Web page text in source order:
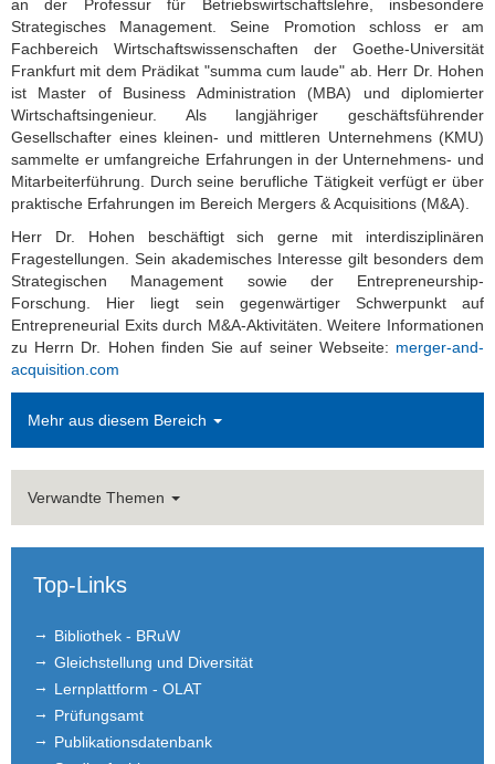
Marco Hochhaus
Dr. Sascha Hohen
Gastdozenten/ Lehrbeauftragte
Alumni/Ehemalige
Externe Doktoranden
Publikationen
Presse
Bachelor- und Masterarbeiten
Anerkennung von Studienleistungen
an der Professur für Betriebswirtschaftslehre, insbesondere
Strategisches Management. Seine Promotion schloss er am
Fachbereich Wirtschaftswissenschaften der Goethe-Universität
Frankfurt mit dem Prädikat "summa cum laude" ab. Herr Dr. Hohen
ist Master of Business Administration (MBA) und diplomierter
Wirtschaftsingenieur. Als langjähriger geschäftsführender
Gesellschafter eines kleinen- und mittleren Unternehmens (KMU)
sammelte er umfangreiche Erfahrungen in der Unternehmens- und
Mitarbeiterführung. Durch seine berufliche Tätigkeit verfügt er über
praktische Erfahrungen im Bereich Mergers & Acquisitions (M&A).
Herr Dr. Hohen beschäftigt sich gerne mit interdisziplinären
Fragestellungen. Sein akademisches Interesse gilt besonders dem
Strategischen Management sowie der Entrepreneurship-
Forschung. Hier liegt sein gegenwärtiger Schwerpunkt auf
Entrepreneurial Exits durch M&A-Aktivitäten. Weitere Informationen
zu Herrn Dr. Hohen finden Sie auf seiner Webseite: merger-and-
acquisition.com
Mehr aus diesem Bereich
Verwandte Themen
Top-Links
Bibliothek - BRuW
Gleichstellung und Diversität
Lernplattform - OLAT
Prüfungsamt
Publikationsdatenbank